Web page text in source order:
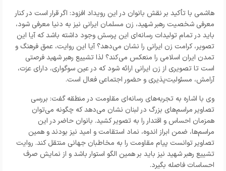
هاشمی با تأکید بر نقش بانوان در این رویداد افزود: اگر قرار است در کنار
معرفی شخصیت رهبر شهید، زن مسلمان ایرانی نیز به دنیا معرفی شود،
باید در تمام تولیدات رسانه‌ای این پرسش وجود داشته باشد که آیا این
تصویر، کرامت زن ایرانی را نشان می‌دهد؟ آیا این روایت، عمق فرهنگ و
تمدن ایران اسلامی را منعکس می‌کند؟ لذا تشییع رهبر شهید فرصتی
است تا تصویری از زن ایرانی ارائه شود که در عین سوگواری، دارای عزت،
آرامش، مسئولیت‌پذیری و حضور اجتماعی فعال است.
وی با اشاره به تجربه‌های رسانه‌ای مقاومت در منطقه گفت: بررسی
تصاویر مراسم‌های بزرگ در لبنان نشان می‌دهد که چگونه می‌توان
همزمان احساس و اقتدار را به تصویر کشید. بانوان حاضر در این
مراسم‌ها، ضمن ابراز اندوه، نماد استقامت و امید نیز بودند و همین
تصاویر توانست پیام مقاومت را به مخاطبان جهانی منتقل کند. روایت
تشییع رهبر شهید نیز باید بر همین الگو استوار باشد و از نمایش صرف
احساسات فاصله بگیرد.